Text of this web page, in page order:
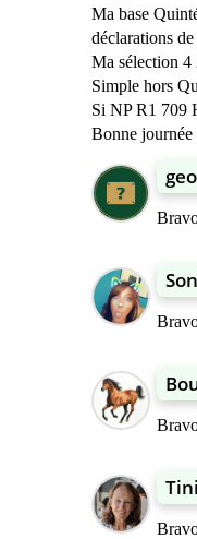
Ma base
déclarations
Ma sélection 4
Simple hors
Si NP R1
Bonne journée